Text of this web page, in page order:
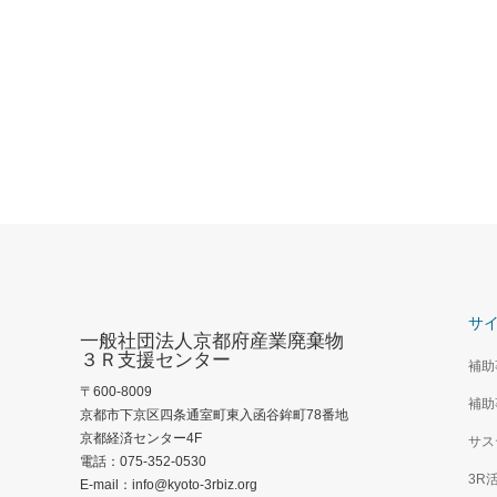
サ
補助
補助
サ
3R
一般社団法人京都府産業廃棄物
３Ｒ支援センター
〒600-8009
京都市下京区四条通室町東入函谷鉾町78番地
京都経済センター4F
電話：075-352-0530
E-mail：info@kyoto-3rbiz.org